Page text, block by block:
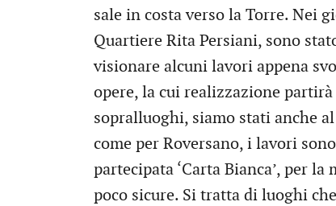
sale in costa verso la Torre. Nei
Quartiere Rita Persiani, sono
visionare alcuni lavori appena
opere, la cui realizzazione
sopralluoghi, siamo stati anche
come per Roversano, i lavori
partecipata ‘Carta Bianca’, per
poco sicure. Si tratta di luoghi